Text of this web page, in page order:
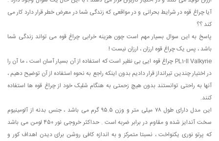
آیا چراغ قوه در شرایط بحرانی و در مواقعی که زندگی شما در معرض خطر قرار دارد کار می
کند ؟؟
پاسخ به این سوال بسیار مهم است چون هزینه خرابی چراغ قوه می تواند زندگی شما
باشد ، پس یک چراغ قوه ارزان ، ارزان نیست !
PL1-ll Valkyrie چراغ قوه ایی بی نظیر است که استفاده از آن بسیار آسان است ، ما آن را
در اختیار چندین تیرانداز قرار دادیم بدون اینکه راجع به نحوه استفاده از آن توضیح دهیم ،
آنها به راحتی توانستند بدون هیچ زحمتی به هنگام شلیک خود از چراغ قوه ها استفاده
کنند.
این مدل دارای طول ۷۸ میلی متر و وزن ۹۵.۵ گرم می باشد ، جنس بدنه از آلومینیوم
سخت آندایز شده و مقاوم در برابر ضربه است . حداکثر خروجی نور ۴۵۰ لومن می باشد
که پرتو نوری یکنواخت ، نسبتا متمرکز و به اندازه کافی روشن برای دیدن اهداف کور و